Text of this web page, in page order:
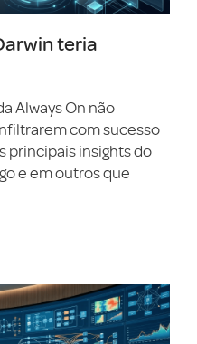
teria
Always On não
com sucesso
principais insights do
e em outros que